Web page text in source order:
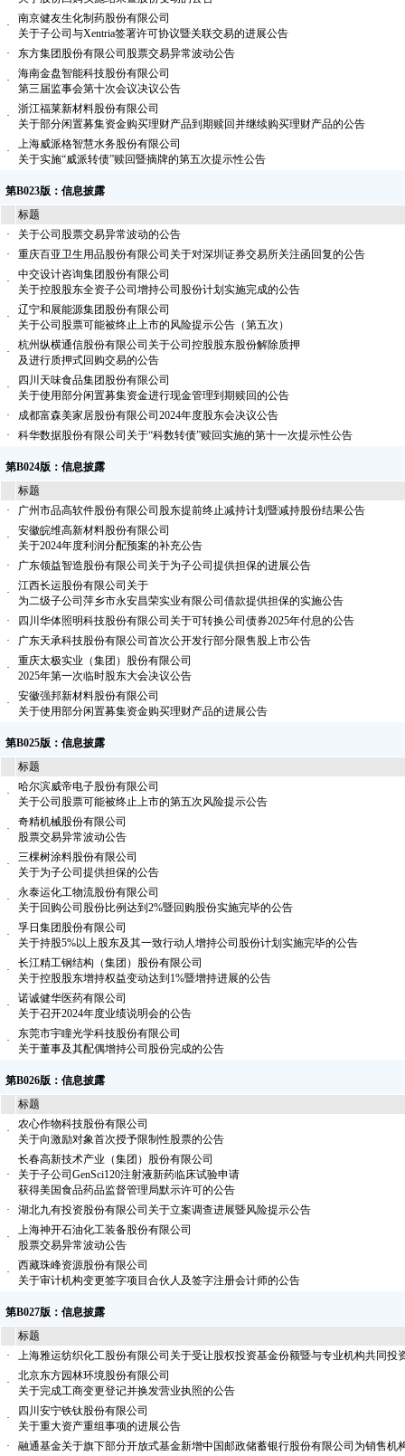
·
南京健友生化制药股份有限公司
关于子公司与Xentria签署许可协议暨关联交易的进展公告
·
东方集团股份有限公司股票交易异常波动公告
·
海南金盘智能科技股份有限公司
第三届监事会第十次会议决议公告
·
浙江福莱新材料股份有限公司
关于部分闲置募集资金购买理财产品到期赎回并继续购买理财产品的公告
·
上海威派格智慧水务股份有限公司
关于实施“威派转债”赎回暨摘牌的第五次提示性公告
第B023版：信息披露
标题
·
关于公司股票交易异常波动的公告
·
重庆百亚卫生用品股份有限公司关于对深圳证券交易所关注函回复的公告
·
中交设计咨询集团股份有限公司
关于控股股东全资子公司增持公司股份计划实施完成的公告
·
辽宁和展能源集团股份有限公司
关于公司股票可能被终止上市的风险提示公告（第五次）
·
杭州纵横通信股份有限公司关于公司控股股东股份解除质押
及进行质押式回购交易的公告
·
四川天味食品集团股份有限公司
关于使用部分闲置募集资金进行现金管理到期赎回的公告
·
成都富森美家居股份有限公司2024年度股东会决议公告
·
科华数据股份有限公司关于“科数转债”赎回实施的第十一次提示性公告
第B024版：信息披露
标题
·
广州市品高软件股份有限公司股东提前终止减持计划暨减持股份结果公告
·
安徽皖维高新材料股份有限公司
关于2024年度利润分配预案的补充公告
·
广东领益智造股份有限公司关于为子公司提供担保的进展公告
·
江西长运股份有限公司关于
为二级子公司萍乡市永安昌荣实业有限公司借款提供担保的实施公告
·
四川华体照明科技股份有限公司关于可转换公司债券2025年付息的公告
·
广东天承科技股份有限公司首次公开发行部分限售股上市公告
·
重庆太极实业（集团）股份有限公司
2025年第一次临时股东大会决议公告
·
安徽强邦新材料股份有限公司
关于使用部分闲置募集资金购买理财产品的进展公告
第B025版：信息披露
标题
·
哈尔滨威帝电子股份有限公司
关于公司股票可能被终止上市的第五次风险提示公告
·
奇精机械股份有限公司
股票交易异常波动公告
·
三棵树涂料股份有限公司
关于为子公司提供担保的公告
·
永泰运化工物流股份有限公司
关于回购公司股份比例达到2%暨回购股份实施完毕的公告
·
孚日集团股份有限公司
关于持股5%以上股东及其一致行动人增持公司股份计划实施完毕的公告
·
长江精工钢结构（集团）股份有限公司
关于控股股东增持权益变动达到1%暨增持进展的公告
·
诺诚健华医药有限公司
关于召开2024年度业绩说明会的公告
·
东莞市宇瞳光学科技股份有限公司
关于董事及其配偶增持公司股份完成的公告
第B026版：信息披露
标题
·
农心作物科技股份有限公司
关于向激励对象首次授予限制性股票的公告
·
长春高新技术产业（集团）股份有限公司
关于子公司GenSci120注射液新药临床试验申请
获得美国食品药品监督管理局默示许可的公告
·
湖北九有投资股份有限公司关于立案调查进展暨风险提示公告
·
上海神开石油化工装备股份有限公司
股票交易异常波动公告
·
西藏珠峰资源股份有限公司
关于审计机构变更签字项目合伙人及签字注册会计师的公告
第B027版：信息披露
标题
·
上海雅运纺织化工股份有限公司关于受让股权投资基金份额暨与专业机构共同投
·
北京东方园林环境股份有限公司
关于完成工商变更登记并换发营业执照的公告
·
四川安宁铁钛股份有限公司
关于重大资产重组事项的进展公告
·
融通基金关于旗下部分开放式基金新增中国邮政储蓄银行股份有限公司为销售机